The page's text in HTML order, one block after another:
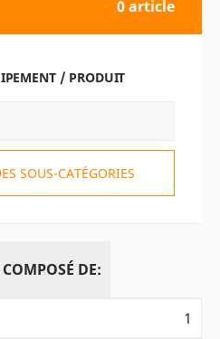
0 article
/ PRODUIT
SOUS-CATÉGORIES
DE:
1